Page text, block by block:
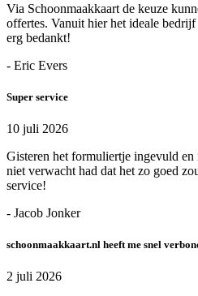
Via Schoonmaakkaart de keuze
offertes. Vanuit hier het ideale
erg bedankt!
- Eric Evers
Super service
10 juli 2026
Gisteren het formuliertje ingevuld
niet verwacht had dat het zo goed
service!
- Jacob Jonker
schoonmaakkaart.nl heeft me snel
2 juli 2026